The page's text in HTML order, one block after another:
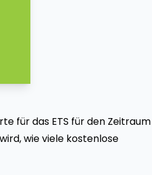
für das ETS für den Zeitraum
wie viele kostenlose